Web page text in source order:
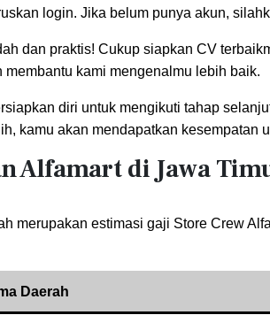
login. Jika belum punya akun,
dan praktis! Cukup siapkan CV
membantu kami mengenalmu lebih baik.
diri untuk mengikuti tahap
kamu akan mendapatkan
Alfamart di Jawa
merupakan estimasi gaji Store Crew
Daerah